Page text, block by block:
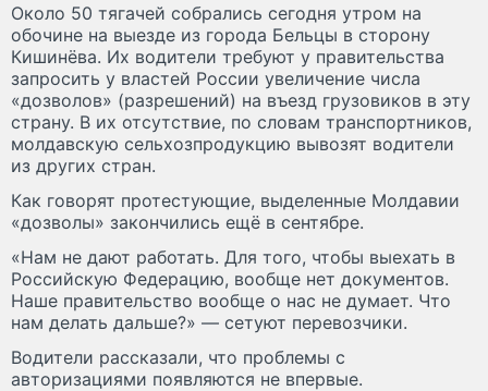
Около 50 тягачей собрались сегодня утром на
обочине на выезде из города Бельцы в сторону
Кишинёва. Их водители требуют у правительства
запросить у властей России увеличение числа
«дозволов» (разрешений) на въезд грузовиков в эту
страну. В их отсутствие, по словам транспортников,
молдавскую сельхозпродукцию вывозят водители
из других стран.
Как говорят протестующие, выделенные Молдавии
«дозволы» закончились ещё в сентябре.
«Нам не дают работать. Для того, чтобы выехать в
Российскую Федерацию, вообще нет документов.
Наше правительство вообще о нас не думает. Что
нам делать дальше?» — сетуют перевозчики.
Водители рассказали, что проблемы с
авторизациями появляются не впервые.